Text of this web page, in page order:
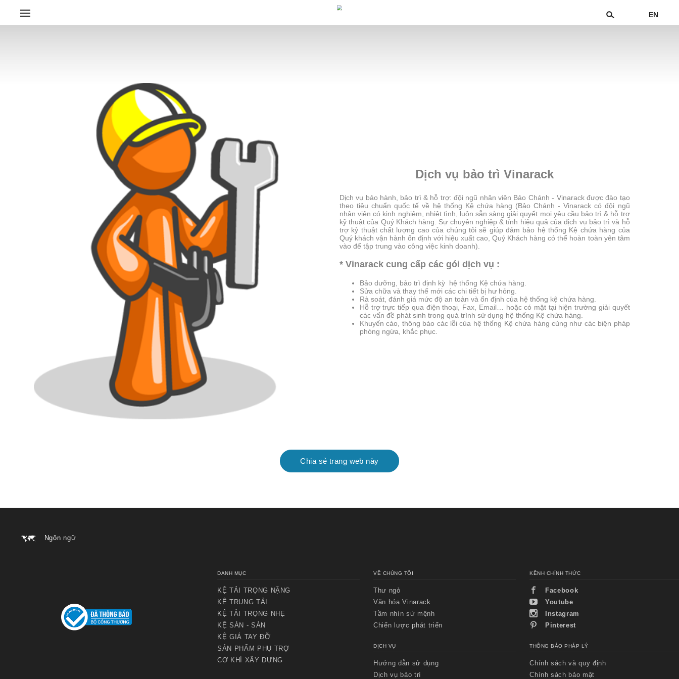
EN
Dịch vụ bảo trì Vinarack
Dịch vụ bảo hành, bảo trì & hỗ trợ: đội ngũ nhân viên Bảo Chánh - Vinarack được đào tạo
theo tiêu chuẩn quốc tế về hệ thống Kệ chứa hàng (Bảo Chánh - Vinarack có đội ngũ
nhân viên có kinh nghiệm, nhiệt tình, luôn sẵn sàng giải quyết mọi yêu cầu bảo trì & hỗ trợ
kỹ thuật của Quý Khách hàng. Sự chuyên nghiệp & tính hiệu quả của dịch vụ bảo trì và hỗ
trợ kỷ thuật chất lượng cao của chúng tôi sẽ giúp đảm bảo hệ thống Kệ chứa hàng của
Quý khách vận hành ổn định với hiệu xuất cao, Quý Khách hàng có thể hoàn toàn yên tâm
vào để tập trung vào công việc kinh doanh).
* Vinarack cung cấp các gói dịch vụ :
Bảo dưỡng, bảo trì định kỳ hệ thống Kệ chứa hàng.
Sửa chữa và thay thế mới các chi tiết bị hư hỏng.
Rà soát, đánh giá mức độ an toàn và ổn định của hệ thống kệ chứa hàng.
Hỗ trợ trực tiếp qua điện thoại, Fax, Email… hoặc có mặt tại hiện trường giải quyết
các vấn đề phát sinh trong quá trình sử dụng hệ thống Kệ chứa hàng.
Khuyến cáo, thông báo các lỗi của hệ thống Kệ chứa hàng củng như các biện pháp
phòng ngừa, khắc phục.
Chia sẻ trang web này
Ngôn ngữ
DANH MỤC
KỆ TẢI TRỌNG NẶNG
KỆ TRUNG TẢI
KỆ TẢI TRỌNG NHẸ
KỆ SÀN - SÀN
KỆ GIÁ TAY ĐỠ
SẢN PHẨM PHỤ TRỢ
CƠ KHÍ XÂY DỰNG
VỀ CHÚNG TÔI
Thư ngỏ
Văn hóa Vinarack
Tầm nhìn sứ mệnh
Chiến lược phát triển
DỊCH VỤ
Hướng dẫn sử dụng
Dịch vụ bảo trì
KÊNH CHÍNH THỨC
Facebook
Youtube
Instagram
Pinterest
THÔNG BÁO PHÁP LÝ
Chính sách và quy định
Chính sách bảo mật